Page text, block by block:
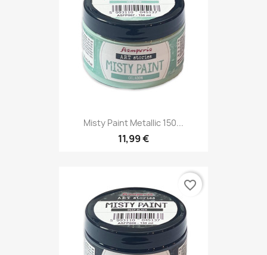
Misty Paint Metallic 150...
11,99 €
favorite_border